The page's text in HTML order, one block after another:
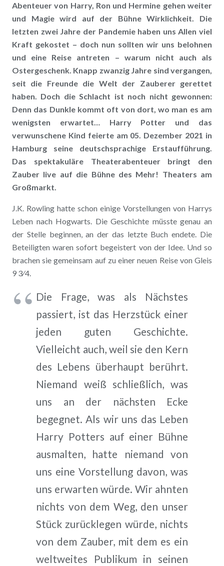
Abenteuer von Harry, Ron und Hermine gehen weiter
und Magie wird auf der Bühne Wirklichkeit. Die
letzten zwei Jahre der Pandemie haben uns Allen viel
Kraft gekostet – doch nun sollten wir uns belohnen
und eine Reise antreten – warum nicht auch als
Ostergeschenk. Knapp zwanzig Jahre sind vergangen,
seit die Freunde die Welt der Zauberer gerettet
haben. Doch die Schlacht ist noch nicht gewonnen:
Denn das Dunkle kommt oft von dort, wo man es am
wenigsten erwartet… Harry Potter und das
verwunschene Kind feierte am 05. Dezember 2021 in
Hamburg seine deutschsprachige Erstaufführung.
Das spektakuläre Theaterabenteuer bringt den
Zauber live auf die Bühne des Mehr! Theaters am
Großmarkt.
J.K. Rowling hatte schon einige Vorstellungen von Harrys
Leben nach Hogwarts. Die Geschichte müsste genau an
der Stelle beginnen, an der das letzte Buch endete. Die
Beteiligten waren sofort begeistert von der Idee. Und so
brachen sie gemeinsam auf zu einer neuen Reise von Gleis
9 3⁄4.
Die Frage, was als Nächstes
passiert, ist das Herzstück einer
jeden guten Geschichte.
Vielleicht auch, weil sie den Kern
des Lebens überhaupt berührt.
Niemand weiß schließlich, was
uns an der nächsten Ecke
begegnet. Als wir uns das Leben
Harry Potters auf einer Bühne
ausmalten, hatte niemand von
uns eine Vorstellung davon, was
uns erwarten würde. Wir ahnten
nichts von dem Weg, den unser
Stück zurücklegen würde, nichts
von dem Zauber, mit dem es ein
weltweites Publikum in seinen